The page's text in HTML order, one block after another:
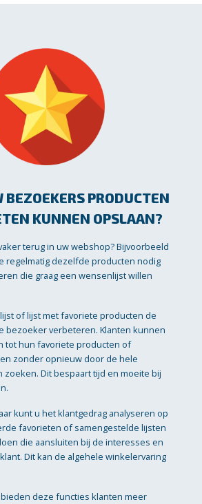
PRODUCTEN
KUNNEN OPSLAAN?
terug in uw webshop? Bijvoorbeeld
regelmatig dezelfde producten nodig
die graag een wensenlijst willen
of lijst met favoriete producten de
bezoeker verbeteren. Klanten kunnen
tot hun favoriete producten of
zonder opnieuw door de hele
zoeken. Dit bespaart tijd en moeite bij
kunt u het klantgedrag analyseren op
favorieten of samengestelde lijsten
die aansluiten bij de interesses en
Dit kan de algehele winkelervaring
deze functies klanten meer